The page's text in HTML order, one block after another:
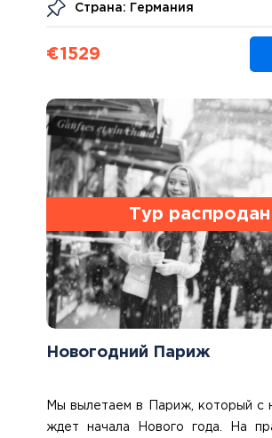
Страна: Германия
€1529
Тур распродан
Новогодний Париж
Мы вылетаем в Париж, который с
ждет начала Нового года. На